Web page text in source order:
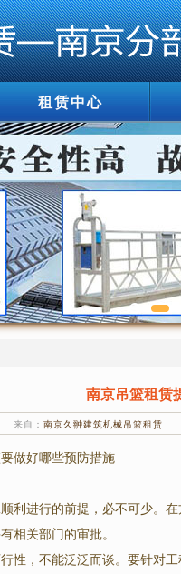
租赁中心
南京吊篮租赁
来自： 南京久翀建筑机械吊篮租赁
做好哪些预防措施
利进行的前提，必不可少。
相关部门的审批。
性，不能泛泛而谈。要针对